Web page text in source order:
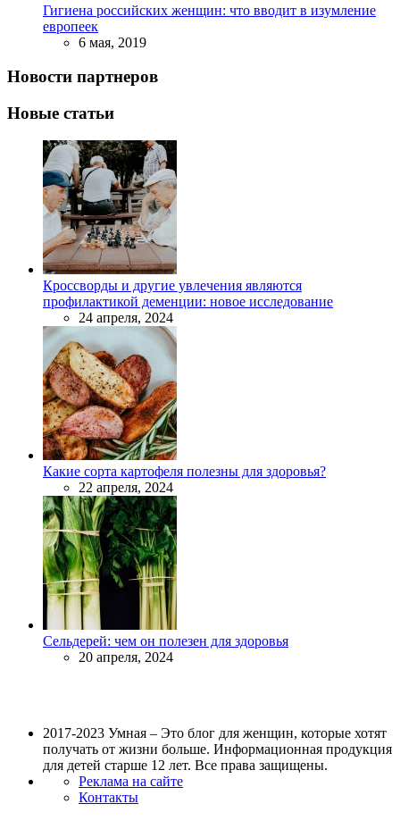
Гигиена российских женщин: что вводит в изумление
европеек
6 мая, 2019
Новости партнеров
Новые статьи
Кроссворды и другие увлечения являются
профилактикой деменции: новое исследование
24 апреля, 2024
Какие сорта картофеля полезны для здоровья?
22 апреля, 2024
Сельдерей: чем он полезен для здоровья
20 апреля, 2024
2017-2023 Умная – Это блог для женщин, которые хотят
получать от жизни больше. Информационная продукция
для детей старше 12 лет. Все права защищены.
Реклама на сайте
Контакты